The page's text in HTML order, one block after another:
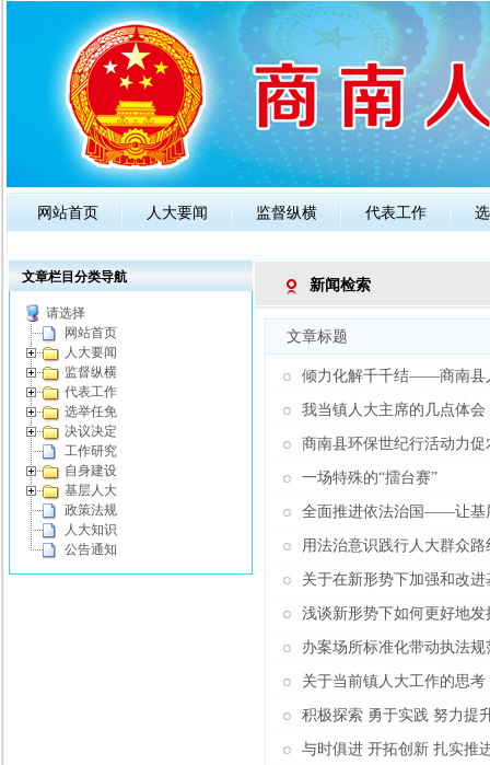
网站首页 人大要闻 监督纵横 代表工作
新闻检索
文章标题
倾力化解千千结——商南县
我当镇人大主席的几点体会
商南县环保世纪行活动力
一场特殊的“擂台赛”
全面推进依法治国——让基
用法治意识践行人大群众路
关于在新形势下加强和改
浅谈新形势下如何更好地
办案场所标准化带动执法规
关于当前镇人大工作的思考
积极探索 勇于实践 努力提
与时俱进 开拓创新 扎实推
文章栏目分类导航
请选择
网站首页
人大要闻
监督纵横
代表工作
选举任免
决议决定
工作研究
自身建设
基层人大
政策法规
人大知识
公告通知